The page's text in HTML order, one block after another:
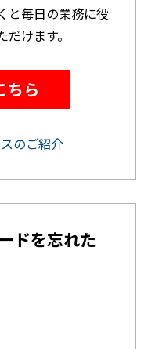
と毎日の業務に役
けます。
ちら
のご紹介
ドを忘れた